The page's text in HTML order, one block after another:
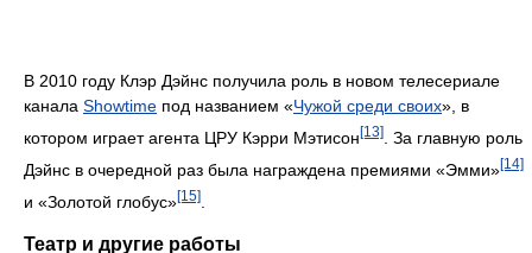
В 2010 году Клэр Дэйнс получила роль в новом телесериале
канала Showtime под названием «Чужой среди своих», в
котором играет агента ЦРУ Кэрри Мэтисон [13]
. За главную роль
Дэйнс в очередной раз была награждена премиями «Эмми»[14]
и «Золотой глобус»[15]
Театр и другие работы